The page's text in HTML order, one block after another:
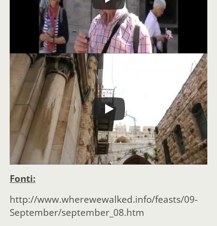
Fonti:
http://www.wherewewalked.info/feasts/09-
September/september_08.htm